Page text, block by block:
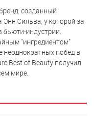
созданный
Сильва, у которой за
бьюти-индустрии.
"ингредиентом"
побед в
Best of Beauty получил
мире.